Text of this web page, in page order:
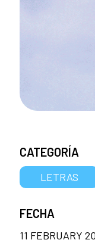
CATEGORÍA
LETRAS
FECHA
11 FEBRUARY